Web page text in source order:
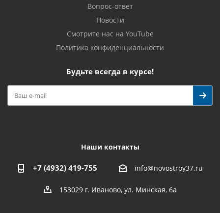
Вопрос-ответ
Новости
Смотрите нас на YouTube
Политика конфиденциальности
Будьте всегда в курсе!
Наши контакты
+7 (4932) 419-755 info@novostroy37.ru
153029 г. Иваново, ул. Минская, 6а